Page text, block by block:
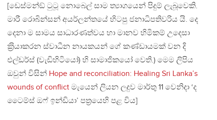
[ඩෙස්මන්ඞ් ටුටූ නොබෙල් සාම ත්‍යාගයෙන් පිදුම් ලැබූවෙකි.
මාරී රොබින්සන් අයර්ලන්තයේ හිටපු ජනාධිපතිවරිය යි. දෙ
දෙනා ම සාමය සාධාරණත්වය හා මානව හිමිකම් උදෙසා
ක‍්‍රියාකරන ස්වාධීන නායකයන් ගේ කණ්ඩායමක් වන දි
එල්ඩර්ස් (වැඩිහිටියෝ) හි සාමාජිකයෝ වෙති.) මෙම ලිපිය
ඔවුන් විසින් Hope and reconciliation: Healing Sri Lanka’s
wounds of conflict මැයෙන් ලියන ලදුව මාර්තු 11 වෙනිදා ‘ද
ටෛම්ස් ඔෆ් ඉන්ඩියා’ පත්‍රයෙහි පළ විය]